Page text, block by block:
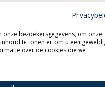
onze bezoekersgegevens, om onze
te tonen en om u een
over de cookies die we